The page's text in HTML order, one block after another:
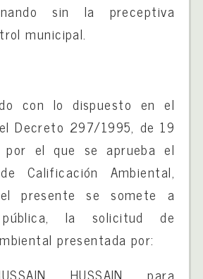
sin la preceptiva
municipal.
con lo dispuesto en el
Decreto 297/1995, de 19
por el que se aprueba el
Calificación Ambiental,
presente se somete a
pública, la solicitud de
presentada por:
HUSSAIN para